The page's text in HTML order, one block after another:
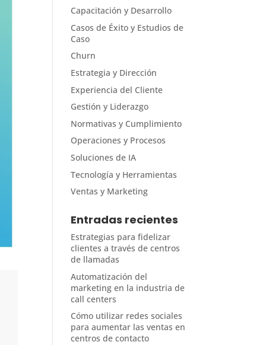
Capacitación y Desarrollo
Casos de Éxito y Estudios de
Caso
Churn
Estrategia y Dirección
Experiencia del Cliente
Gestión y Liderazgo
Normativas y Cumplimiento
Operaciones y Procesos
Soluciones de IA
Tecnología y Herramientas
Ventas y Marketing
Entradas recientes
Estrategias para fidelizar
clientes a través de centros
de llamadas
Automatización del
marketing en la industria de
call centers
Cómo utilizar redes sociales
para aumentar las ventas en
centros de contacto